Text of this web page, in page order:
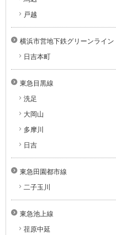
戸越
横浜市営地下鉄グリーンライン
日吉本町
東急目黒線
洗足
大岡山
多摩川
日吉
東急田園都市線
二子玉川
東急池上線
荏原中延